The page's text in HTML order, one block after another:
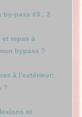
by-pass #3 : 3
repas à
bypass ?
à l’extérieur:
?
et